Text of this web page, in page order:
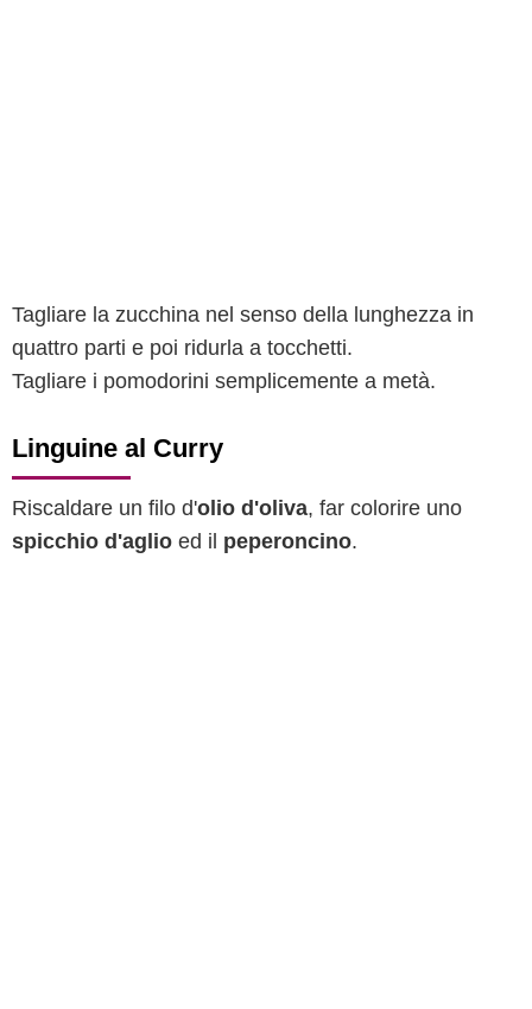
Tagliare la zucchina nel senso della lunghezza in
quattro parti e poi ridurla a tocchetti.
Tagliare i pomodorini semplicemente a metà.
Linguine al Curry
Riscaldare un filo d'olio d'oliva, far colorire uno
spicchio d'aglio ed il peperoncino.